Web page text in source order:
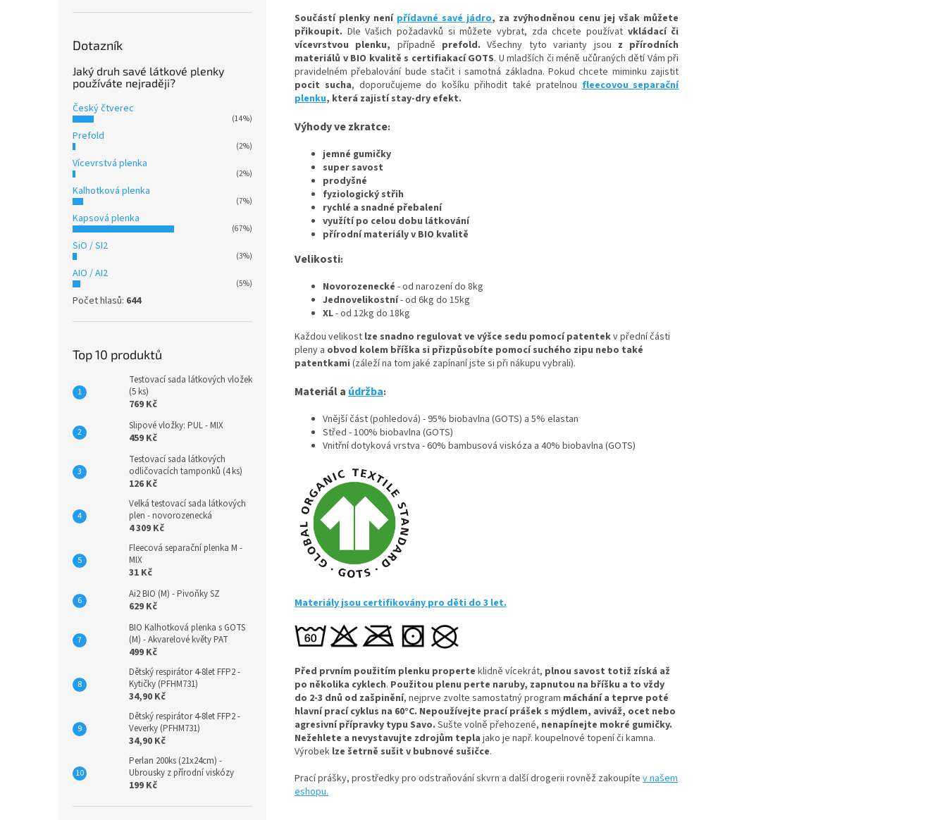
Dotazník
Jaký druh savé látkové plenky
používáte nejraději?
Český čtverec
(14%)
Prefold
(2%)
Vícevrstvá plenka
(2%)
Kalhotková plenka
(7%)
Kapsová plenka
(67%)
SiO / SI2
(3%)
AIO / AI2
(5%)
Počet hlasů: 644
Top 10 produktů
Testovací sada látkových vložek
(5 ks)
769 Kč
Slipové vložky: PUL - MIX
459 Kč
Testovací sada látkových
odličovacích tamponků (4 ks)
126 Kč
Velká testovací sada látkových
plen - novorozenecká
4 309 Kč
Fleecová separační plenka M -
MIX
31 Kč
Ai2 BIO (M) - Pivoňky SZ
629 Kč
BIO Kalhotková plenka s GOTS
(M) - Akvarelové květy PAT
499 Kč
Dětský respirátor 4-8let FFP2 -
Kytičky (PFHM731)
34,90 Kč
Dětský respirátor 4-8let FFP2 -
Veverky (PFHM731)
34,90 Kč
Perlan 200ks (21x24cm) -
Ubrousky z přírodní viskózy
199 Kč
Součástí plenky není přídavné savé jádro, za zvýhodněnou cenu jej však můžete
přikoupit. Dle Vašich požadavků si můžete vybrat, zda chcete používat vkládací či
vícevrstvou plenku, případně prefold. Všechny tyto varianty jsou z přírodních
materiálů v BIO kvalitě s certifiakací GOTS. U mladších či méně učůraných dětí Vám při
pravidelném přebalování bude stačit i samotná základna. Pokud chcete miminku zajistit
pocit sucha, doporučujeme do košíku přihodit také pratelnoufleecovou separační
plenku, která zajistí stay-dry efekt.
Výhody ve zkratce:
jemné gumičky
super savost
prodyšné
fyziologický střih
rychlé a snadné přebalení
využítí po celou dobu látkování
přírodní materiály v BIO kvalitě
Velikosti:
Novorozenecké - od narození do 8kg
Jednovelikostní- od 6kg do 15kg
XL- od 12kg do 18kg
Každou velikost lze snadno regulovat ve výšce sedu pomocí patentekv přední části
pleny a obvod kolem bříška si přizpůsobíte pomocí suchého zipu nebo také
patentkami (záleží na tom jaké zapínaní jste si při nákupu vybrali).
Materiál aúdržba:
Vnější část (pohledová) - 95% biobavlna (GOTS) a 5% elastan
Střed - 100% biobavlna (GOTS)
Vnitřní dotyková vrstva - 60% bambusová viskóza a 40% biobavlna (GOTS)
Materiály jsou certifikovány pro děti do 3 let.
Před prvním použitím plenku properte klidně vícekrát, plnou savost totiž získá až
po několika cyklech. Použitou plenu perte naruby, zapnutou na bříšku a to vždy
do 2-3 dnů od zašpinění, nejprve zvolte samostatný program máchání a teprve poté
hlavní prací cyklus na 60°C. Nepoužívejte prací prášek s mýdlem, aviváž, ocet nebo
agresivní přípravky typu Savo. Sušte volně přehozené, nenapínejte mokré gumičky.
Nežehlete a nevystavujte zdrojům tepla jako je např. koupelnové topení či kamna.
Výrobek lze šetrně sušit v bubnové sušičce.
Prací prášky, prostředky pro odstraňování skvrn a další drogerii rovněž zakoupíte v našem
eshopu.